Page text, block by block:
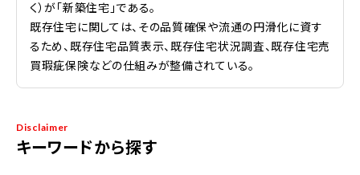
Disclaimer
キーワードから探す
く）が「新築住宅」である。
既存住宅に関しては、その品質確保や流通の円滑化に資す
るため、既存住宅品質表示、既存住宅状況調査、既存住宅売
買瑕疵保険などの仕組みが整備されている。